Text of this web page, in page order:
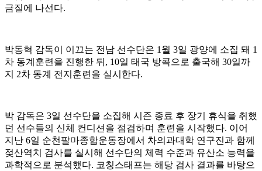
금질에 나선다.
박동혁 감독이 이끄는 전남 선수단은 1월 3일 광양에 소집 돼 1
차 동계훈련을 진행한 뒤, 10일 태국 방콕으로 출국해 30일까
지 2차 동계 전지훈련을 실시한다.
박 감독은 3일 선수단을 소집해 시즌 종료 후 장기 휴식을 취했
던 선수들의 신체 컨디션을 점검하며 훈련을 시작했다. 이어
지난 6일 순천팔마종합운동장에서 차의과대학 연구진과 함께
젖산역치 검사를 실시해 선수단의 체력 수준과 유산소 능력을
과학적으로 분석했다. 코칭스태프는 해당 검사 결과를 바탕으